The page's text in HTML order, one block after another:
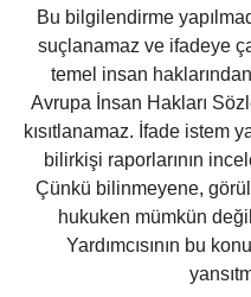
Bu bilgilendirme
suçlanamaz ve ifadeye
temel insan
Avrupa İnsan Hakları
kısıtlanamaz. İfade istem
bilirkişi raporlarının
Çünkü bilinmeyene,
hukuken mümkün
Yardımcısının bu